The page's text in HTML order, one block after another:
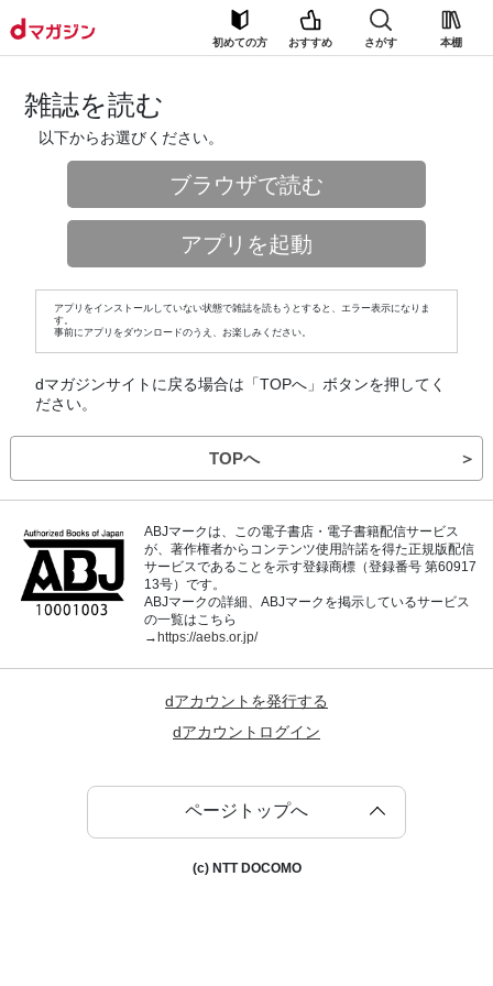
初めての方 おすすめ さがす 本棚
雑誌を読む
以下からお選びください。
ブラウザで読む
アプリを起動
アプリをインストールしていない状態で雑誌を読もうとすると、エラー表示になりま
す。
事前にアプリをダウンロードのうえ、お楽しみください。
dマガジンサイトに戻る場合は「TOPへ」ボタンを押してく
ださい。
TOPへ ＞
ABJマークは、この電子書店・電子書籍配信サービス
が、著作権者からコンテンツ使用許諾を得た正規版配信
サービスであることを示す登録商標（登録番号 第60917
13号）です。
ABJマークの詳細、ABJマークを掲示しているサービス
の一覧はこちら
→https://aebs.or.jp/
dアカウントを発行する
dアカウントログイン
ページトップへ
(c) NTT DOCOMO